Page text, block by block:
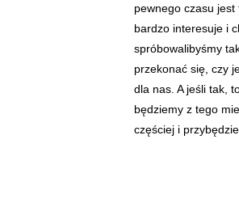
pewnego czasu
bardzo interesuje i
spróbowalibyśmy
przekonać się, czy
dla nas. A jeśli tak,
będziemy z tego
częściej i